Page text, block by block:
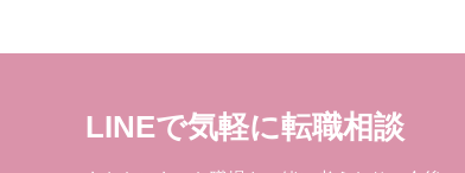
LINEで気軽に転職相談